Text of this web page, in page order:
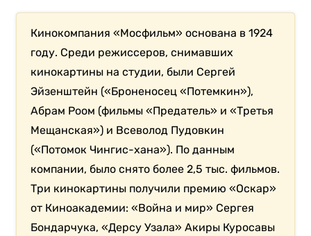
Кинокомпания «Мосфильм» основана в 1924
году. Среди режиссеров, снимавших
кинокартины на студии, были Сергей
Эйзенштейн («Броненосец «Потемкин»),
Абрам Роом (фильмы «Предатель» и «Третья
Мещанская») и Всеволод Пудовкин
(«Потомок Чингис-хана»). По данным
компании, было снято более 2,5 тыс. фильмов.
Три кинокартины получили премию «Оскар»
от Киноакадемии: «Война и мир» Сергея
Бондарчука, «Дерсу Узала» Акиры Куросавы